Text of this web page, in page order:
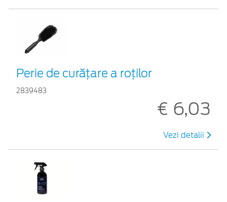
Perie de curățare a roților
2839483
€ 6,03
Vezi detalii